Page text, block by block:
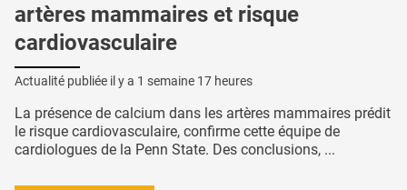
artères mammaires et risque
cardiovasculaire
Actualité publiée il y a 1 semaine 17 heures
La présence de calcium dans les artères mammaires prédit
le risque cardiovasculaire, confirme cette équipe de
cardiologues de la Penn State. Des conclusions, ...